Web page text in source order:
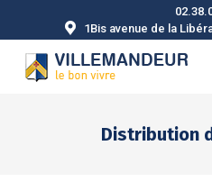
1Bis avenue de la
Distribution